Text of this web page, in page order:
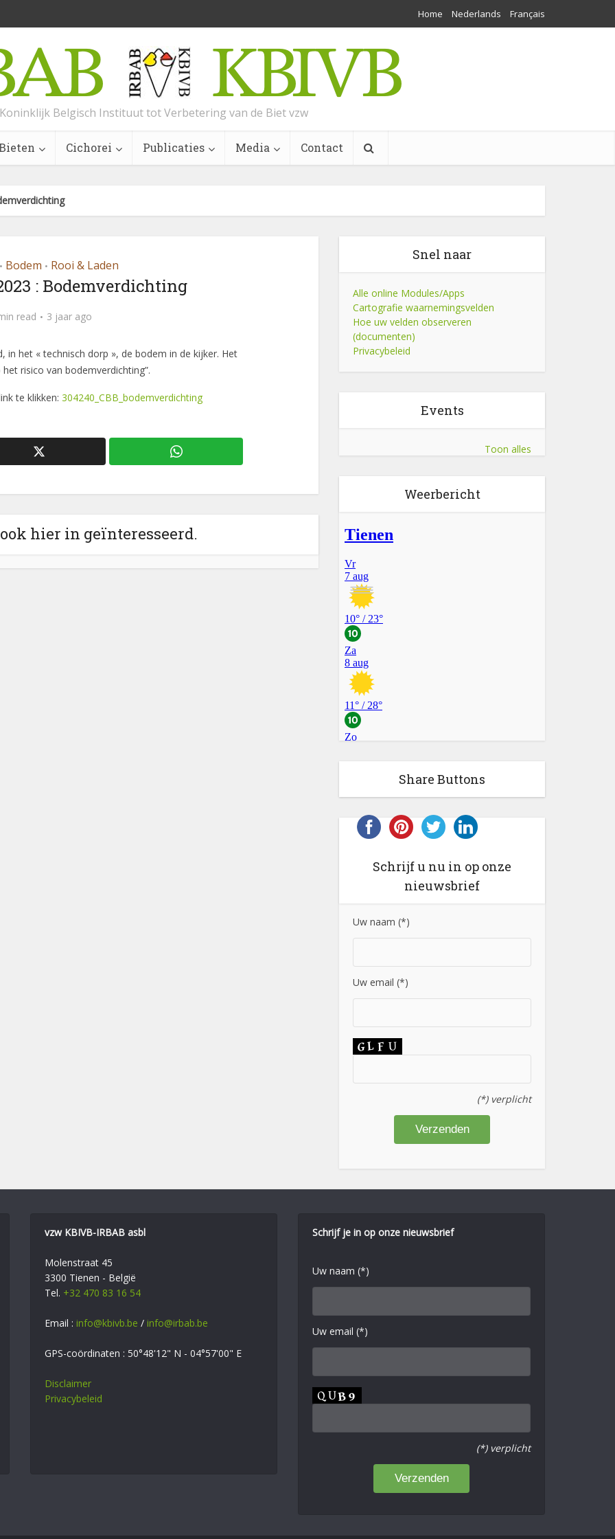
Home Nederlands Français
Koninklijk Belgisch Instituut tot Verbetering van de Biet vzw
Cichorei Publicaties Media Contact
• Bodem • Rooi & Laden
: Bodemverdichting
read 3 jaar ago
in het « technisch dorp », de bodem in de kijker. Het
risico van bodemverdichting”.
te klikken: 304240_CBB_bodemverdichting
hier in geïnteresseerd.
Snel naar
Alle online Modules/Apps
Cartografie waarnemingsvelden
Hoe uw velden observeren
(documenten)
Privacybeleid
Events
Toon alles
Weerbericht
Share Buttons
Schrijf u nu in op onze
nieuwsbrief
Uw naam (*)
Uw email (*)
(*) verplicht
vzw KBIVB-IRBAB asbl
Molenstraat 45
3300 Tienen - België
Tel. +32 470 83 16 54
Email : info@kbivb.be / info@irbab.be
GPS-coördinaten : 50°48'12" N - 04°57'00" E
Disclaimer
Privacybeleid
Schrijf je in op onze nieuwsbrief
Uw naam (*)
Uw email (*)
(*) verplicht